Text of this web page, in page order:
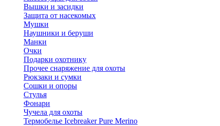
Вышки и засидки
Защита от насекомых
Мушки
Наушники и беруши
Манки
Очки
Подарки охотнику
Прочее снаряжение для охоты
Рюкзаки и сумки
Сошки и опоры
Стулья
Фонари
Чучела для охоты
Термобелье Icebreaker Pure Merino